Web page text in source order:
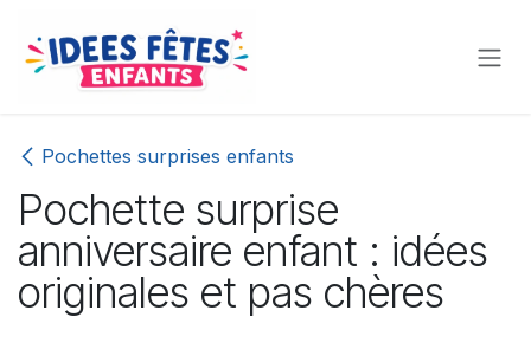
Pochettes surprises enfants
Pochette surprise
anniversaire enfant : idées
originales et pas chères